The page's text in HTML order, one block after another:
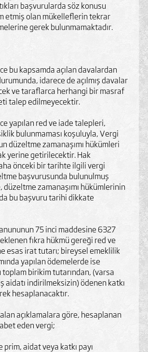
başvurularda söz konusu
etmiş olan mükelleflerin tekrar
gerek bulunmamaktadır.
bu kapsamda açılan davalardan
idarece de açılmış davalar
ve taraflarca herhangi bir masraf
talep edilmeyecektir.
yapılan red ve iade talepleri,
bulunmaması koşuluyla, Vergi
düzeltme zamanaşımı hükümleri
yerine getirilecektir. Hak
önceki bir tarihte ilgili vergi
başvurusunda bulunulmuş
düzeltme zamanaşımı hükümlerinin
bu başvuru tarihi dikkate
75 inci maddesine 6327
fıkra hükmü gereği red ve
esas irat tutarı; bireysel emeklilik
yapılan ödemelerde ise
birikim tutarından, (varsa
aidatı indirilmeksizin) ödenen katkı
hesaplanacaktır.
açıklamalara göre, hesaplanan
eden vergi;
prim, aidat veya katkı payı